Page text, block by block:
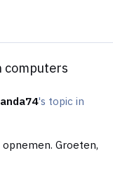
computers
's topic in
Groeten,